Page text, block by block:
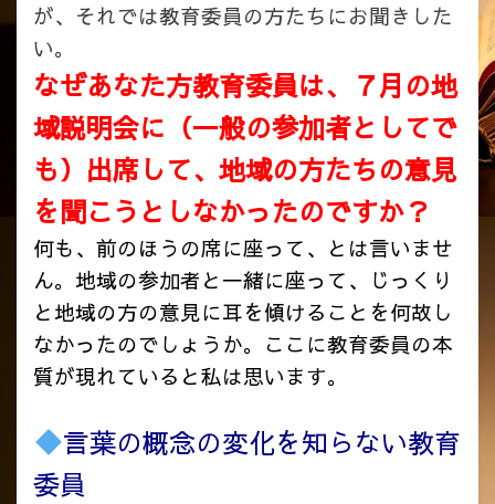
が、それでは教育委員の方たちにお聞きした
い。
なぜあなた方教育委員は、７月の地
域説明会に（一般の参加者としてで
も）出席して、地域の方たちの意見
を聞こうとしなかったのですか？
何も、前のほうの席に座って、とは言いませ
ん。地域の参加者と一緒に座って、じっくり
と地域の方の意見に耳を傾けることを何故し
なかったのでしょうか。ここに教育委員の本
質が現れていると私は思います。
言葉の概念の変化を知らない教育
委員